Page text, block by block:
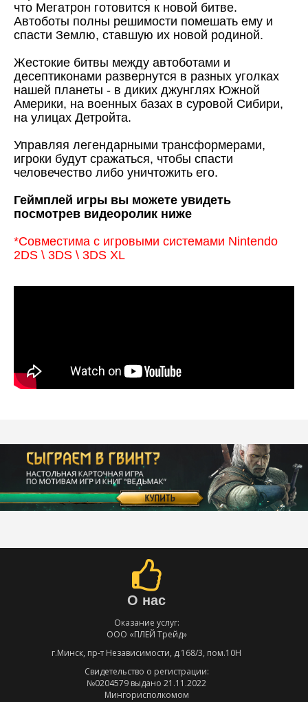
что Мегатрон готовится к новой битве.
Автоботы полны решимости помешать ему и
спасти Землю, ставшую их новой родиной.
Жестокие битвы между автоботами и
десептиконами развернутся в разных уголках
нашей планеты - в диких джунглях Южной
Америки, на военных базах в суровой Сибири,
на улицах Детройта.
Управляя легендарными трансформерами,
игроки будут сражаться, чтобы спасти
человечество либо уничтожить его.
Геймплей игры вы можете увидеть
посмотрев видеоролик ниже
*Совместима с игровыми системами Nintendo
2DS \ 3DS \ 3DS XL
О нас
Оказание услуг:
ООО «ПЛЕЙ Трейд»
г.Минск, пр-т Независимости, д.168/3, пом.10Н
Свидетельство о регистрации:
№0204579 выдано 21.11.2022
Мингорисполкомом